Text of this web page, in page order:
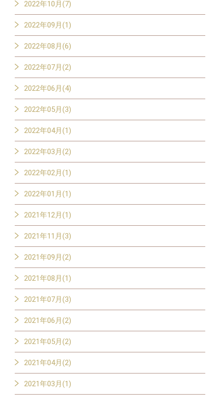
2022年10月(7)
2022年09月(1)
2022年08月(6)
2022年07月(2)
2022年06月(4)
2022年05月(3)
2022年04月(1)
2022年03月(2)
2022年02月(1)
2022年01月(1)
2021年12月(1)
2021年11月(3)
2021年09月(2)
2021年08月(1)
2021年07月(3)
2021年06月(2)
2021年05月(2)
2021年04月(2)
2021年03月(1)